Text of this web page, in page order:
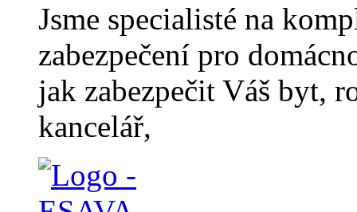
Jsme specialisté na
zabezpečení pro
jak zabezpečit Váš byt,
kancelář,